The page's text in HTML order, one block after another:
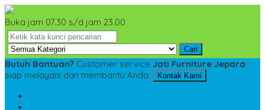
Buka jam 07.30 s/d jam 23.00
Cari
Butuh Bantuan? Customer service Jati Furniture Jepara
siap melayani dan membantu Anda.
Kontak Kami